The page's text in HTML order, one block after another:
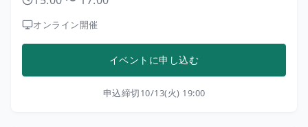
オンライン開催
イベントに申し込む
申込締切10/13(火) 19:00